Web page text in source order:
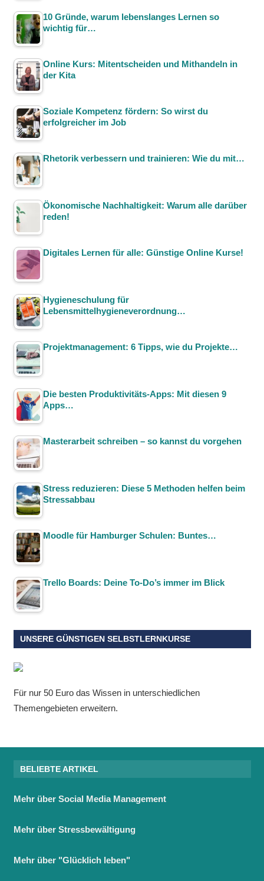
10 Gründe, warum lebenslanges Lernen so
wichtig für…
Online Kurs: Mitentscheiden und Mithandeln in
der Kita
Soziale Kompetenz fördern: So wirst du
erfolgreicher im Job
Rhetorik verbessern und trainieren: Wie du mit…
Ökonomische Nachhaltigkeit: Warum alle darüber
reden!
Digitales Lernen für alle: Günstige Online Kurse!
Hygieneschulung für
Lebensmittelhygieneverordnung…
Projektmanagement: 6 Tipps, wie du Projekte…
Die besten Produktivitäts-Apps: Mit diesen 9
Apps…
Masterarbeit schreiben – so kannst du vorgehen
Stress reduzieren: Diese 5 Methoden helfen beim
Stressabbau
Moodle für Hamburger Schulen: Buntes…
Trello Boards: Deine To-Do’s immer im Blick
UNSERE GÜNSTIGEN SELBSTLERNKURSE
Für nur 50 Euro das Wissen in unterschiedlichen
Themengebieten erweitern.
BELIEBTE ARTIKEL
Mehr über Social Media Management
Mehr über Stressbewältigung
Mehr über "Glücklich leben"